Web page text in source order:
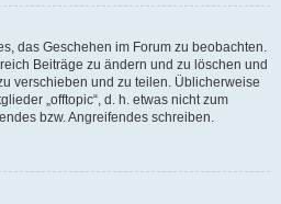
das Geschehen im Forum zu beobachten.
Beiträge zu ändern und zu löschen und
verschieben und zu teilen. Üblicherweise
„offtopic“, d. h. etwas nicht zum
bzw. Angreifendes schreiben.